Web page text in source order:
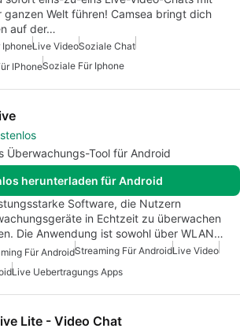
ganzen Welt führen! Camsea bringt dich
auf der…
Live VideoSoziale Chat
IPhoneSoziale Für Iphone
Überwachungs-Tool für Android
herunterladen für Android
Software, die Nutzern
in Echtzeit zu überwachen
Die Anwendung ist sowohl über WLAN…
Für AndroidStreaming Für AndroidLive Video
Live Uebertragungs Apps
Lite - Video Chat